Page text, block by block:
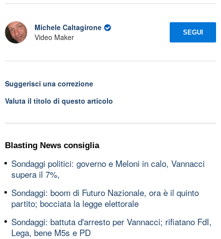
Michele Caltagirone
Video Maker
SEGUI
Suggerisci una correzione
Valuta il titolo di questo articolo
Blasting News consiglia
Sondaggi politici: governo e Meloni in calo, Vannacci
supera il 7%,
Sondaggi: boom di Futuro Nazionale, ora è il quinto
partito; bocciata la legge elettorale
Sondaggi: battuta d'arresto per Vannacci; rifiatano FdI,
Lega, bene M5s e PD